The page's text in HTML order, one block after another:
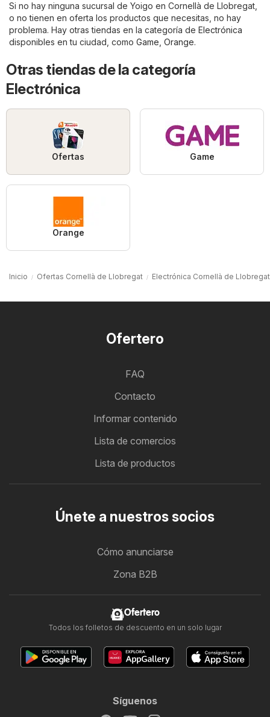
Si no hay ninguna sucursal de Yoigo en Cornellà de Llobregat,
o no tienen en oferta los productos que necesitas, no hay
problema. Hay otras tiendas en la categoría de Electrónica
disponibles en tu ciudad, como Game Orange.
Otras tiendas de la categoría
Electrónica
Ofertas Game
Orange
Inicio Ofertas Cornellà de Llobregat Electrónica Cornellà de Llobregat
Ofertero
FAQ
Contacto
Informar contenido
Lista de comercios
Lista de productos
Únete a nuestros socios
Cómo anunciarse
Zona B2B
Ofertero
Todos los folletos de descuento en un solo lugar
Síguenos